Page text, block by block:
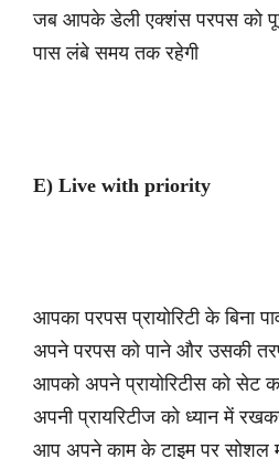
जब आपके डेली एक्शंस परपस को
पास लंबे समय तक रहेगी
E) Live with priority
आपका परपस प्रायोरिटी के बिना
अपने परपस को पाने और उसकी
आपको अपने प्रायोरिटीस को सेट
अपनी प्रायरिटीज को ध्यान में
आप अपने काम के टाइम पर सोशल